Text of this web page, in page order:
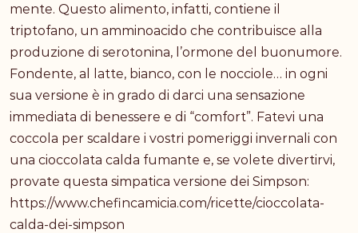
mente. Questo alimento, infatti, contiene il
triptofano, un amminoacido che contribuisce alla
produzione di serotonina, l’ormone del buonumore.
Fondente, al latte, bianco, con le nocciole… in ogni
sua versione è in grado di darci una sensazione
immediata di benessere e di “comfort”. Fatevi una
coccola per scaldare i vostri pomeriggi invernali con
una cioccolata calda fumante e, se volete divertirvi,
provate questa simpatica versione dei Simpson:
https://www.chefincamicia.com/ricette/cioccolata-
calda-dei-simpson